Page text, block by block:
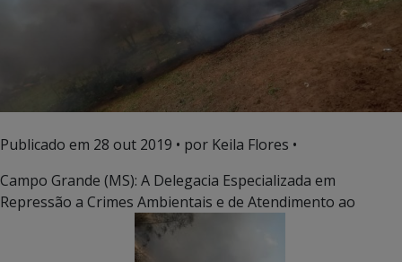
Publicado em 28 out 2019 • por Keila Flores •
Campo Grande (MS): A Delegacia Especializada em
Repressão a Crimes Ambientais e de Atendimento ao